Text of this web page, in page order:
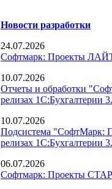
Новости разработки
24.07.2026
Софтмарк: Проекты
10.07.2026
Отчеты и обработки
релизах 1С:Бухгалтерии
10.07.2026
Подсистема "СофтМарк:
релизах 1С:Бухгалтерии
06.07.2026
Софтмарк: Проекты